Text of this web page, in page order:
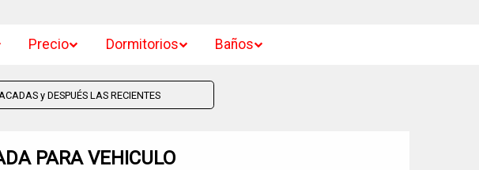
Precio Dormitorios Baños
PARA VEHICULO